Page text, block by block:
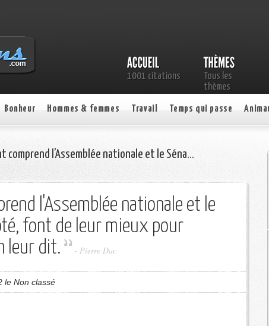
1001 citations
Tous les
thèmes
Bonheur Hommes & femmes Travail Temps qui passe
comprend l’Assemblée nationale et le Séna…
l'Assemblée nationale et le
font de leur mieux pour
leur dit.
- Pierre Dac
le Non classé